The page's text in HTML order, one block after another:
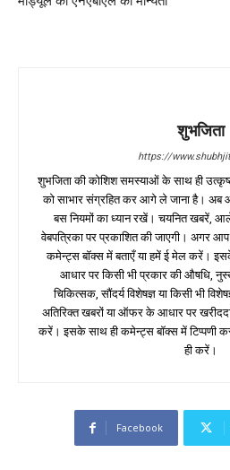
शुभजिता
https://
शुभजिता की कोशिश समस्याओं के साथ ही
को साभार संग्रहित कर आगे ले जाना है। अब
बस नियमों का ध्यान रखें। चयनित खबरें,
वेबपत्रिका पर प्रकाशित की जाएगी। अगर
कमेन्ट्स बॉक्स में बताएँ या हमें ई मेल करें।
आधार पर किसी भी प्रकार की औषधि,
चिकित्सक, सौंदर्य विशेषज्ञ या किसी भी
अतिरिक्त खबरों या ऑफर के आधार पर
करें। इसके साथ ही कमेन्ट्स बॉक्स में टिप्पणी
ही करें।
Facebook